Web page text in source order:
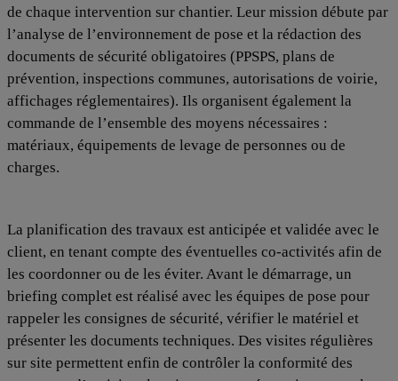
de chaque intervention sur chantier. Leur mission débute par
l’analyse de l’environnement de pose et la rédaction des
documents de sécurité obligatoires (PPSPS, plans de
prévention, inspections communes, autorisations de voirie,
affichages réglementaires). Ils organisent également la
commande de l’ensemble des moyens nécessaires :
matériaux, équipements de levage de personnes ou de
charges.
La planification des travaux est anticipée et validée avec le
client, en tenant compte des éventuelles co-activités afin de
les coordonner ou de les éviter. Avant le démarrage, un
briefing complet est réalisé avec les équipes de pose pour
rappeler les consignes de sécurité, vérifier le matériel et
présenter les documents techniques. Des visites régulières
sur site permettent enfin de contrôler la conformité des